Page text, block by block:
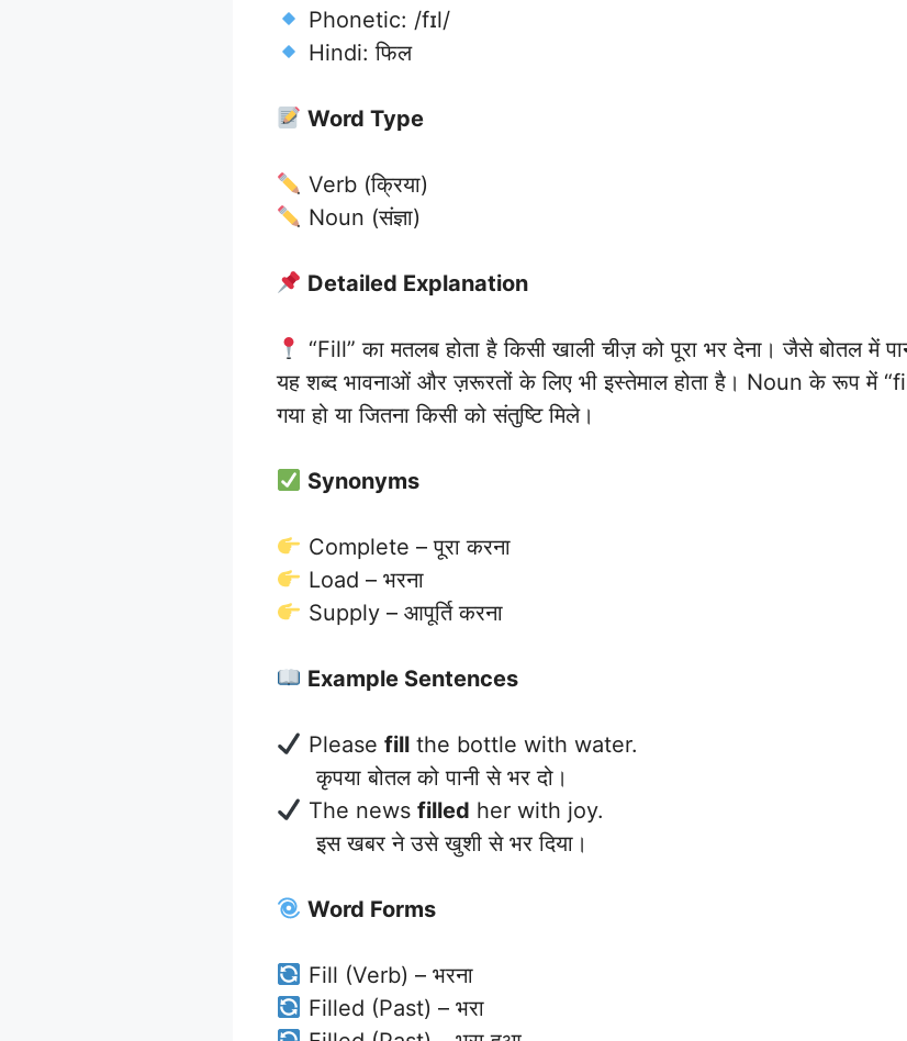
Phonetic: /fɪl/
Hindi: फिल
Word Type
Verb (क्रिया)
Noun (संज्ञा)
Detailed Explanation
“Fill” का मतलब होता है किसी खाली चीज़ को पूरा भर देना। जैसे बोतल में
यह शब्द भावनाओं और ज़रूरतों के लिए भी इस्तेमाल होता है। Noun के रूप में
गया हो या जितना किसी को संतुष्टि मिले।
Synonyms
Complete – पूरा करना
Load – भरना
Supply – आपूर्ति करना
Example Sentences
Please fillthe bottle with water.
कृपया बोतल को पानी से भर दो।
The news filled her with joy.
इस खबर ने उसे खुशी से भर दिया।
Word Forms
Fill (Verb) – भरना
Filled (Past) – भरा